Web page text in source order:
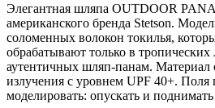
Элегантная шляпа OUTDOOR
американского бренда Stetson.
соломенных волокон токилья,
обрабатывают только в
аутентичных шляп-панам. Материал
излучения с уровнем UPF 40+.
моделировать: опускать и